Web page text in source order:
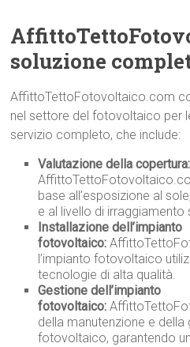
soluzione
AffittoTettoFotovoltaico.com
nel settore del fotovoltaico per
servizio completo, che include:
Valutazione della copertura:
base all’esposizione al
e al livello di irraggiamento
Installazione dell’impianto
fotovoltaico:
l’impianto fotovoltaico
tecnologie di alta qualità.
Gestione dell’impianto
fotovoltaico:
della manutenzione e della
fotovoltaico, garantendo